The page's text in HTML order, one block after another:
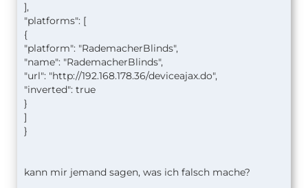
],
"platforms": [
{
"platform": "RademacherBlinds",
"name": "RademacherBlinds",
"url": "http://192.168.178.36/deviceajax.do",
"inverted": true
}
]
}
kann mir jemand sagen, was ich falsch mache?